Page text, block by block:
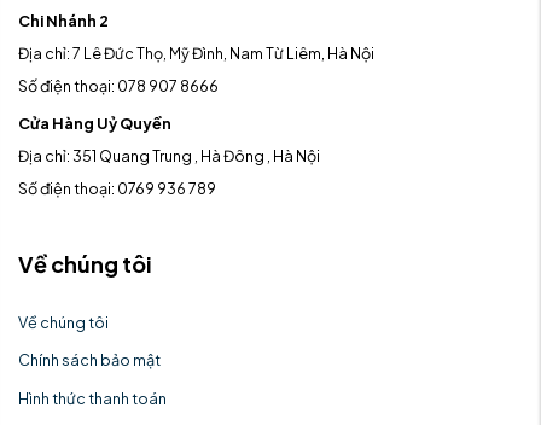
Chi Nhánh 2
Địa chỉ: 7 Lê Đức Thọ, Mỹ Đình, Nam Từ Liêm, Hà Nội
Số điện thoại: 078 907 8666
Cửa Hàng Uỷ Quyền
Địa chỉ: 351 Quang Trung , Hà Đông , Hà Nội
Số điện thoại: 0769 936 789
Về chúng tôi
Về chúng tôi
Chính sách bảo mật
Hình thức thanh toán